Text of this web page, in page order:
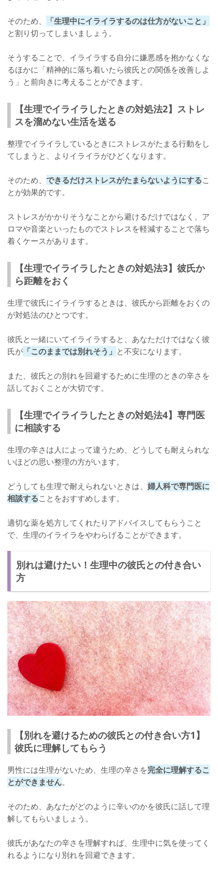
そのため、
「生理中にイライラするのは仕方がないこと」
と割り切ってしまいましょう。
そうすることで、イライラする自分に嫌悪感を抱かなくな
るほかに「精神的に落ち着いたら彼氏との関係を改善しよ
う」と前向きに考えることができます。
【生理でイライラしたときの対処法2】ストレ
スを溜めない生活を送る
整理でイライラしているときにストレスがたまる行動をし
てしまうと、よりイライラがひどくなります。
そのため、 できるだけストレスがたまらないようにするこ
とが効果的です。
ストレスがかかりそうなことから避けるだけではなく、ア
ロマや音楽といったものでストレスを軽減することで落ち
着くケースがあります。
【生理でイライラしたときの対処法3】彼氏か
ら距離をおく
生理で彼氏にイライラするときは、彼氏から距離をおくの
が対処法のひとつです。
彼氏と一緒にいてイライラすると、あなただけではなく彼
氏が 「このままでは別れそう」 と不安になります。
また、彼氏との別れを回避するために生理のときの辛さを
話しておくことが大切です。
【生理でイライラしたときの対処法4】専門医
に相談する
生理の辛さは人によって違うため、どうしても耐えられな
いほどの思い整理の方がいます。
どうしても生理で耐えられないときは、 婦人科で専門医に
相談することをおすすめします。
適切な薬を処方してくれたりアドバイスしてもらうこと
で、生理のイライラをやわらげることができます。
別れは避けたい！生理中の彼氏との付き合い
方
【別れを避けるための彼氏との付き合い方1】
彼氏に理解してもらう
男性には生理がないため、生理の辛さを完全に理解するこ
とができません。
そのため、あなたがどのように辛いのかを彼氏に話して理
解してもらいましょう。
彼氏があなたの辛さを理解すれば、生理中に気を使ってく
れるようになり別れを回避できます。